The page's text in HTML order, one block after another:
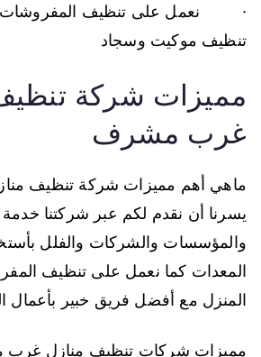
· نعمل على تنظيف المفروشات
تنظيف موكيت وسجاد
مميزات شركة
غرب مشرف
ماهي أهم مميزات شركة تنظيف
يسرنا أن نقدم لكم عبر شركتنا خدمة
والمؤسسات والشركات والفلل
المعدات كما نعمل على تنظيف
المنزل مع أفضل فريق خبير بأعمال
مميزات شركات تنظيف منازل